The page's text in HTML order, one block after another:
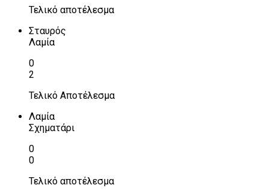
Τελικό αποτέλεσμα
Σταυρός
Λαμία
0
2
Τελικό Αποτέλεσμα
Λαμία
Σχηματάρι
0
0
Τελικό αποτέλεσμα